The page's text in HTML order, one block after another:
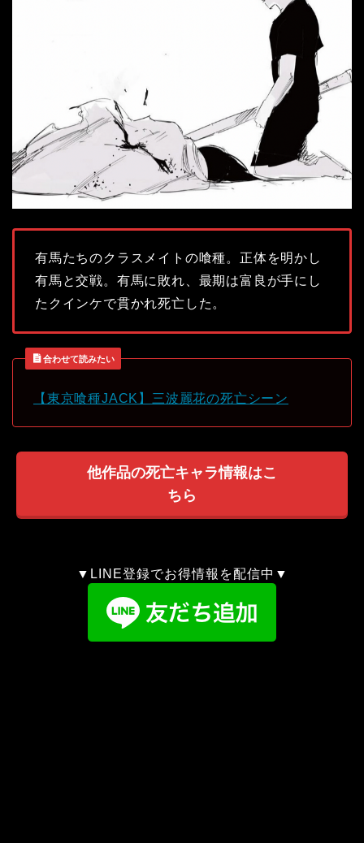
有馬たちのクラスメイトの喰種。正体を明かし
有馬と交戦。有馬に敗れ、最期は富良が手にし
たクインケで貫かれ死亡した。
合わせて読みたい
【東京喰種JACK】三波麗花の死亡シーン
他作品の死亡キャラ情報はこ
ちら
▼LINE登録でお得情報を配信中▼